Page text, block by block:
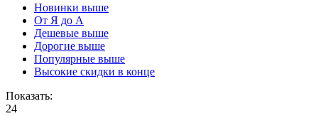
Новинки выше
От Я до А
Дешевые выше
Дорогие выше
Популярные выше
Высокие скидки в конце
Показать:
24